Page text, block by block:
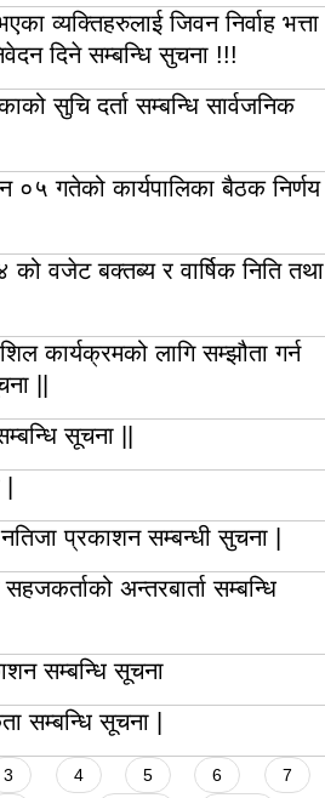
व्यक्तिहरुलाई जिवन निर्वाह भत्ता
दिने सम्बन्धि सुचना !!!
सुचि दर्ता सम्बन्धि सार्वजनिक
०५ गतेको कार्यपालिका बैठक निर्णय
वजेट बक्तब्य र वार्षिक निति तथा
कार्यक्रमको लागि सम्झौता गर्न
||
सूचना ||
|
नतिजा प्रकाशन सम्बन्धी सुचना |
अन्तरबार्ता सम्बन्धि
सम्बन्धि सूचना
सम्बन्धि सूचना |
3 4 5 6
7